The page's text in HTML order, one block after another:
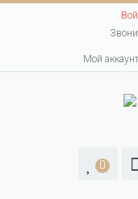
Мой аккаунт
0